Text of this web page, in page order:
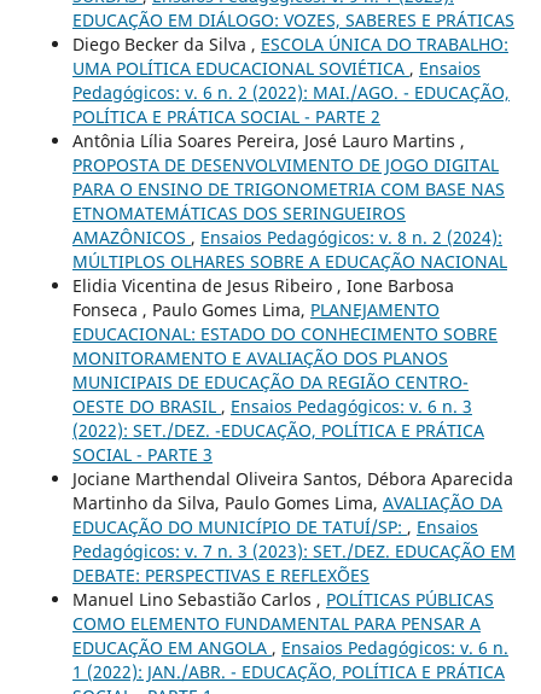
EDUCAÇÃO EM DIÁLOGO: VOZES, SABERES E PRÁTICAS
Diego Becker da Silva , ESCOLA ÚNICA DO TRABALHO:
UMA POLÍTICA EDUCACIONAL SOVIÉTICA , Ensaios
Pedagógicos: v. 6 n. 2 (2022): MAI./AGO. - EDUCAÇÃO,
POLÍTICA E PRÁTICA SOCIAL - PARTE 2
Antônia Lília Soares Pereira, José Lauro Martins ,
PROPOSTA DE DESENVOLVIMENTO DE JOGO DIGITAL
PARA O ENSINO DE TRIGONOMETRIA COM BASE NAS
ETNOMATEMÁTICAS DOS SERINGUEIROS
AMAZÔNICOS , Ensaios Pedagógicos: v. 8 n. 2 (2024):
MÚLTIPLOS OLHARES SOBRE A EDUCAÇÃO NACIONAL
Elidia Vicentina de Jesus Ribeiro , Ione Barbosa
Fonseca , Paulo Gomes Lima, PLANEJAMENTO
EDUCACIONAL: ESTADO DO CONHECIMENTO SOBRE
MONITORAMENTO E AVALIAÇÃO DOS PLANOS
MUNICIPAIS DE EDUCAÇÃO DA REGIÃO CENTRO-
OESTE DO BRASIL , Ensaios Pedagógicos: v. 6 n. 3
(2022): SET./DEZ. -EDUCAÇÃO, POLÍTICA E PRÁTICA
SOCIAL - PARTE 3
Jociane Marthendal Oliveira Santos, Débora Aparecida
Martinho da Silva, Paulo Gomes Lima, AVALIAÇÃO DA
EDUCAÇÃO DO MUNICÍPIO DE TATUÍ/SP: , Ensaios
Pedagógicos: v. 7 n. 3 (2023): SET./DEZ. EDUCAÇÃO EM
DEBATE: PERSPECTIVAS E REFLEXÕES
Manuel Lino Sebastião Carlos , POLÍTICAS PÚBLICAS
COMO ELEMENTO FUNDAMENTAL PARA PENSAR A
EDUCAÇÃO EM ANGOLA , Ensaios Pedagógicos: v. 6 n.
1 (2022): JAN./ABR. - EDUCAÇÃO, POLÍTICA E PRÁTICA